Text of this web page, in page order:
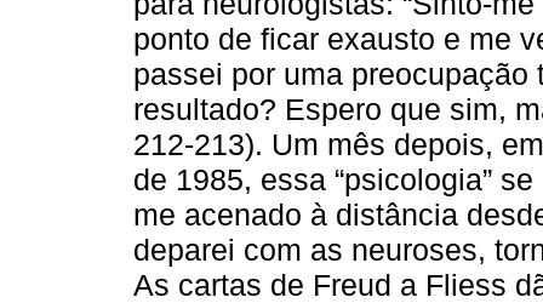
ponto de ficar exausto e me
passei por uma
resultado? Espero que sim,
212-213). Um mês depois,
de 1985, essa “psicologia”
me acenado à distância
deparei com as neuroses,
As cartas de Freud a Fliess